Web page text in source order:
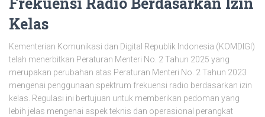
Kelas
Kementerian Komunikasi dan Digital Republik Indonesia (KOMDIGI)
telah menerbitkan Peraturan Menteri No. 2 Tahun 2025 yang
merupakan perubahan atas Peraturan Menteri No. 2 Tahun 2023
mengenai penggunaan spektrum frekuensi radio berdasarkan izin
kelas. Regulasi ini bertujuan untuk memberikan pedoman yang
lebih jelas mengenai aspek teknis dan operasional perangkat